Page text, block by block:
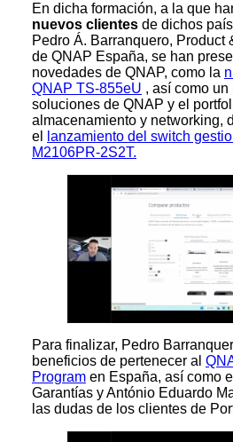
En dicha formación, a la que
nuevos clientes de dichos
Pedro Á. Barranquero, Product
de QNAP España, se han
novedades de QNAP, como la
QNAP TS-855eU , así como
soluciones de QNAP y el
almacenamiento y networking,
el
lanzamiento del switch
M2106PR-2S2T.
Para finalizar, Pedro
beneficios de pertenecer al
Program en España, así como
Garantías y António Eduardo
las dudas de los clientes de